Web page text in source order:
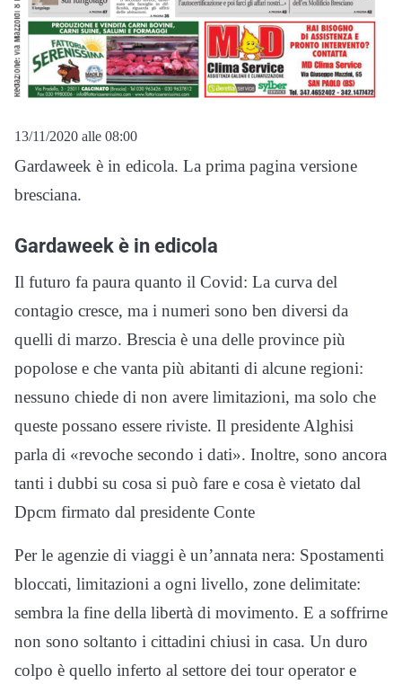
13/11/2020 alle 08:00
Gardaweek è in edicola. La prima pagina versione
bresciana.
Gardaweek è in edicola
Il futuro fa paura quanto il Covid: La curva del
contagio cresce, ma i numeri sono ben diversi da
quelli di marzo. Brescia è una delle province più
popolose e che vanta più abitanti di alcune regioni:
nessuno chiede di non avere limitazioni, ma solo che
queste possano essere riviste. Il presidente Alghisi
parla di «revoche secondo i dati». Inoltre, sono ancora
tanti i dubbi su cosa si può fare e cosa è vietato dal
Dpcm firmato dal presidente Conte
Per le agenzie di viaggi è un’annata nera: Spostamenti
bloccati, limitazioni a ogni livello, zone delimitate:
sembra la fine della libertà di movimento. E a soffrirne
non sono soltanto i cittadini chiusi in casa. Un duro
colpo è quello inferto al settore dei tour operator e